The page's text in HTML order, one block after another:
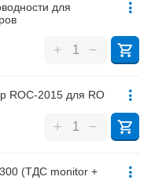
для
+ −
ROC-2015 для RO
+ −
(ТДС monitor +